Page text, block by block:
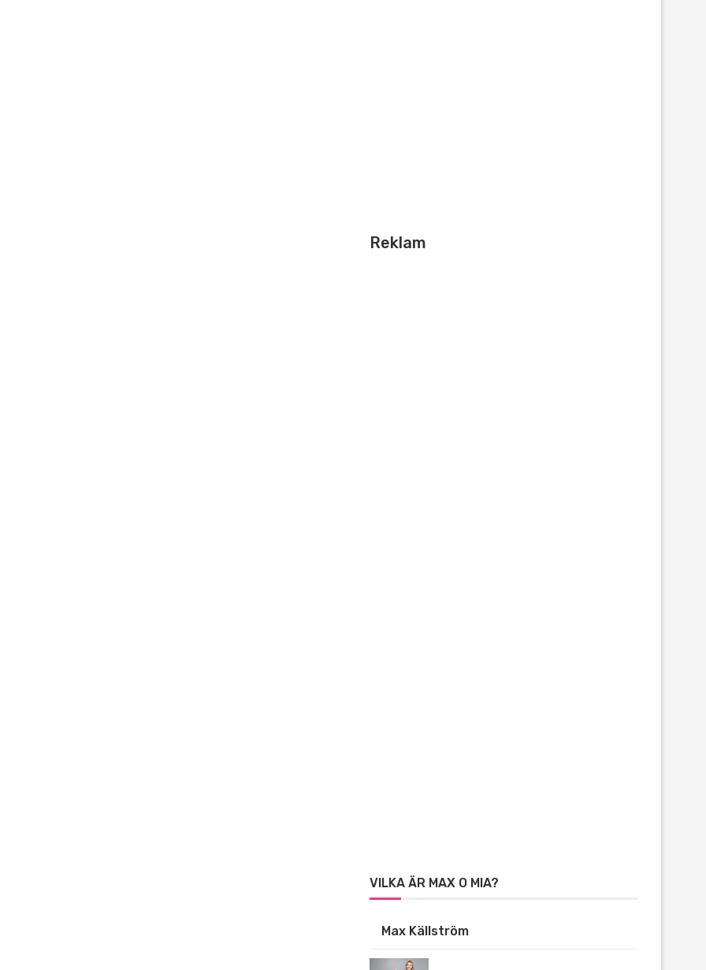
Reklam
VILKA ÄR MAX O MIA?
Max Källström